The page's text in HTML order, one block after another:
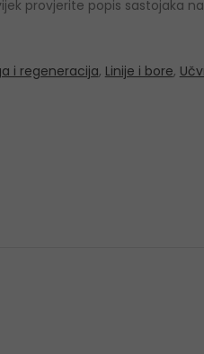
provjerite popis sastojaka
i regeneracija, Linije i bore,